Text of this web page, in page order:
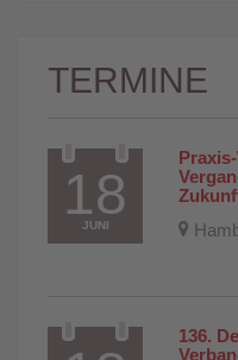
TERMINE
18
JUNI
136.